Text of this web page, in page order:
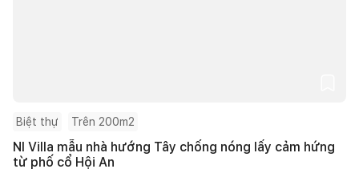
Biệt thự Trên 200m2
NI Villa mẫu nhà hướng Tây chống nóng lấy cảm hứng
từ phố cổ Hội An